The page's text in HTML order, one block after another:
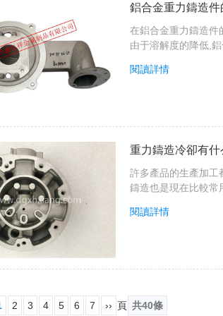
鋁合金重力鑄造
在鋁合金重力鑄造件
由于溶解度的降低,鋁
閱讀詳情
重力鑄造冷卻有
許多產品的生產加工
鑄造也是現在比較常
閱讀詳情
2 3 4 5 6 7 ›› 頁 共40條